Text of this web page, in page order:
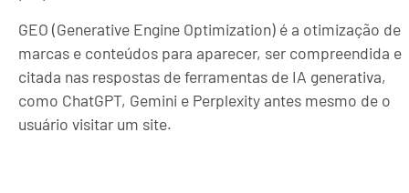
GEO (Generative Engine Optimization) é a otimização de
marcas e conteúdos para aparecer, ser compreendida e
citada nas respostas de ferramentas de IA generativa,
como ChatGPT, Gemini e Perplexity antes mesmo de o
usuário visitar um site.